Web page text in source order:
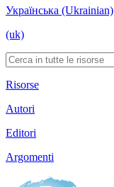
Українська (Ukrainian)
(uk)
Risorse
Autori
Editori
Argomenti